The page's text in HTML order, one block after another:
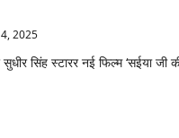
2025
सिंह स्टारर नई फिल्म ‘सईया जी